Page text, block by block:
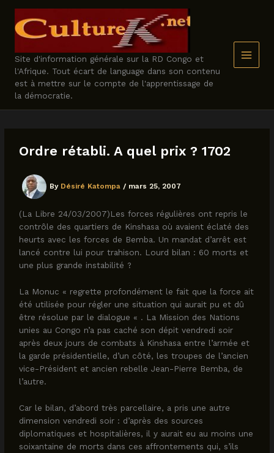
content
Site d'information générale sur la RD Congo et
l'Afrique. Tout écart de language dans son contenu
est à mettre sur le compte de l'apprentissage de
la démocratie.
Ordre rétabli. A quel prix ? 1702
By Désiré Katompa / mars 25, 2007
(La Libre 24/03/2007)Les forces régulières ont repris le
contrôle des quartiers de Kinshasa où avaient éclaté des
heurts avec les forces de Bemba. Un mandat d’arrêt est
lancé contre lui pour trahison. Lourd bilan : 60 morts et
une plus grande instabilité ?
La Monuc « regrette profondément le fait que la force ait
été utilisée pour régler une situation qui aurait pu et dû
être résolue par le dialogue « . La Mission des Nations
unies au Congo n’a pas caché son dépit vendredi soir
après deux jours de combats à Kinshasa entre l’armée et
la garde présidentielle, d’un côté, les troupes de l’ancien
vice-Président et ancien rebelle Jean-Pierre Bemba, de
l’autre.
Car le bilan, d’abord très parcellaire, a pris une autre
dimension vendredi soir : d’après des sources
diplomatiques et hospitalières, il y aurait eu au moins une
soixantaine de morts dans ces affrontements qui, s’ils